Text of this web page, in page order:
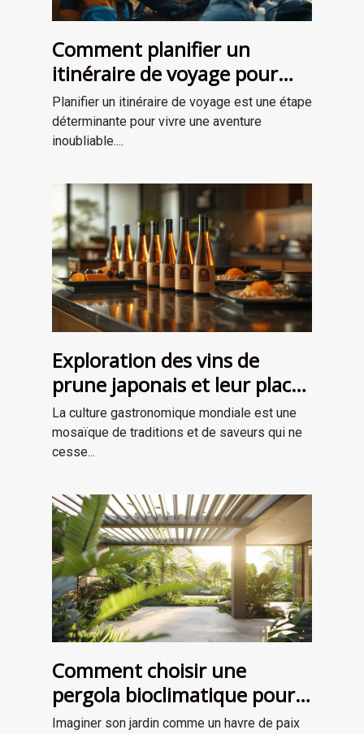
Comment planifier un
itinéraire de voyage pour
une aventure mémorable
Planifier un itinéraire de voyage est une étape
déterminante pour vivre une aventure
inoubliable....
Exploration des vins de
prune japonais et leur place
dans la gastronomie
moderne
La culture gastronomique mondiale est une
mosaïque de traditions et de saveurs qui ne
cesse...
Comment choisir une
pergola bioclimatique pour
améliorer votre jardin
Imaginer son jardin comme un havre de paix